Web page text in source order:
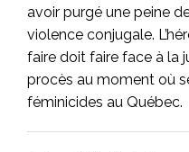
avoir purgé une peine
violence conjugale.
faire doit faire face à la
procès au moment où
féminicides au Québec.